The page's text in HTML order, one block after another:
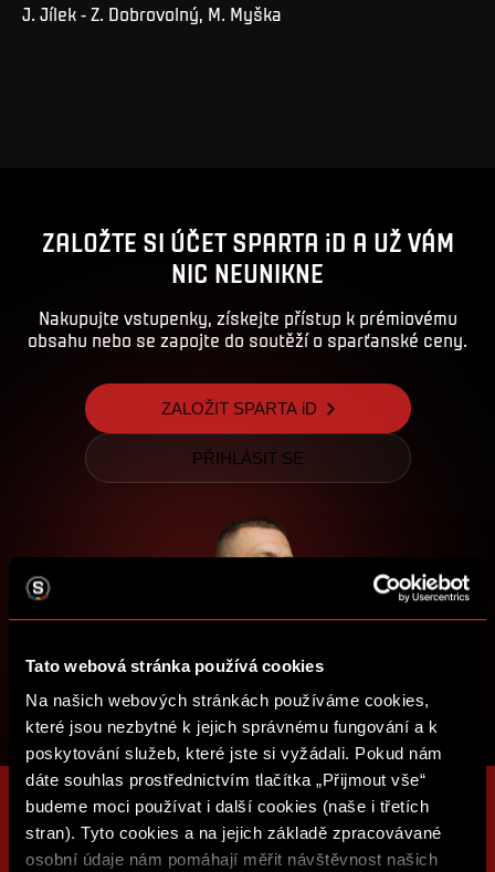
Tato webová stránka používá cookies
Na našich webových stránkách používáme cookies,
které jsou nezbytné k jejich správnému fungování a k
poskytování služeb, které jste si vyžádali. Pokud nám
dáte souhlas prostřednictvím tlačítka „Přijmout vše“
budeme moci používat i další cookies (naše i třetích
stran). Tyto cookies a na jejich základě zpracovávané
osobní údaje nám pomáhají měřit návštěvnost našich
J. Jílek - Z. Dobrovolný, M. Myška
ZALOŽTE SI ÚČET SPARTA iD A UŽ VÁM
NIC NEUNIKNE
Nakupujte vstupenky, získejte přístup k prémiovému
obsahu nebo se zapojte do soutěží o sparťanské ceny.
ZALOŽIT SPARTA iD
PŘIHLÁSIT SE